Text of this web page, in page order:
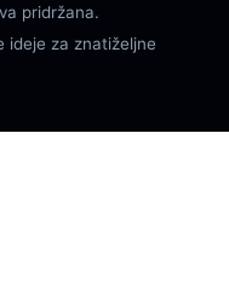
pridržana.
ideje za znatiželjne